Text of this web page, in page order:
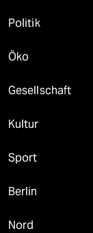
Politik
Öko
Gesellschaft
Kultur
Sport
Berlin
Nord